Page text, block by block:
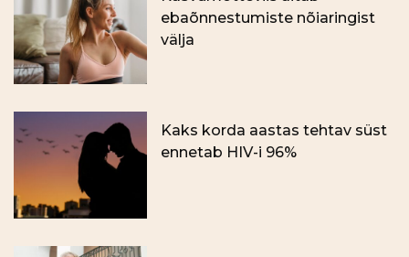
ebaõnnestumiste nõiaringist
välja
Kaks korda aastas tehtav süst
ennetab HIV-i 96%